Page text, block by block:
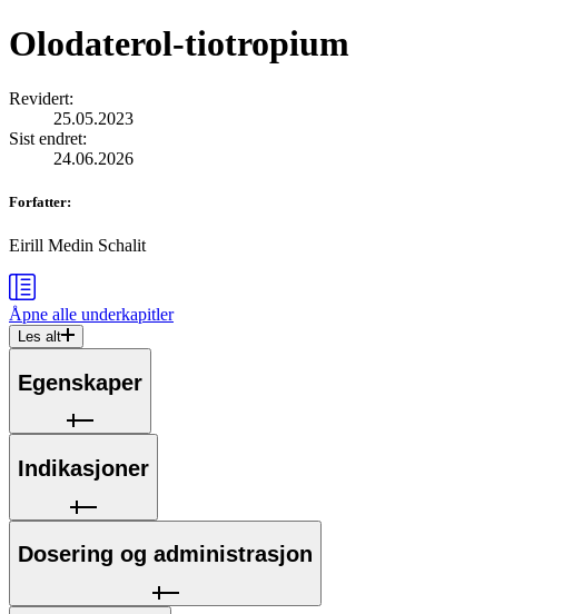
Olodaterol-tiotropium
Revidert:
25.05.2023
Sist endret:
24.06.2026
Forfatter:
Eirill Medin Schalit
Åpne alle underkapitler
Les alt
Egenskaper
Indikasjoner
Dosering og administrasjon